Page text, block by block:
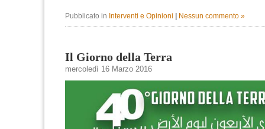
Pubblicato in Interventi e Opinioni | Nessun commento »
Il Giorno della Terra
mercoledì 16 Marzo 2016